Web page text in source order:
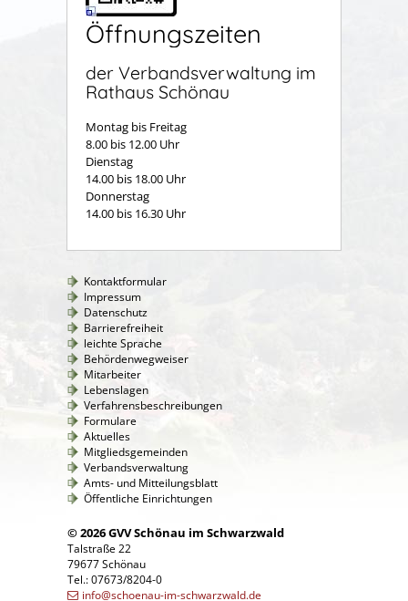
Öffnungszeiten
der Verbandsverwaltung im
Rathaus Schönau
Montag bis Freitag
8.00 bis 12.00 Uhr
Dienstag
14.00 bis 18.00 Uhr
Donnerstag
14.00 bis 16.30 Uhr
Kontaktformular
Impressum
Datenschutz
Barrierefreiheit
leichte Sprache
Behördenwegweiser
Mitarbeiter
Lebenslagen
Verfahrensbeschreibungen
Formulare
Aktuelles
Mitgliedsgemeinden
Verbandsverwaltung
Amts- und Mitteilungsblatt
Öffentliche Einrichtungen
© 2026 GVV Schönau im Schwarzwald
Talstraße 22
79677 Schönau
Tel.: 07673/8204-0
info@schoenau-im-schwarzwald.de